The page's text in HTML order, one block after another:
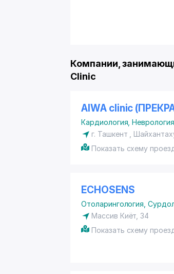
Компании,
Clinic
AIWA clinic
Кардиология, Неврология
г. Ташкент ,
Показать схему
ECHOSENS
Отоларингология,
Массив Киёт, 34
Показать схему